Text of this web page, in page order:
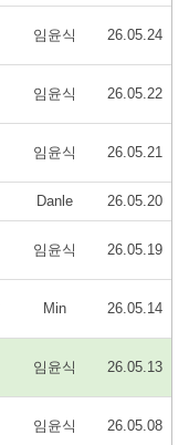
임윤식 26.05.24
임윤식 26.05.22
임윤식 26.05.21
Danle 26.05.20
임윤식 26.05.19
Min 26.05.14
임윤식 26.05.13
임윤식 26.05.08